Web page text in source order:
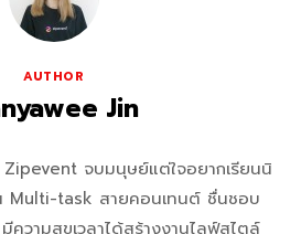
AUTHOR
Jin
จบมนุษย์แต่ใจอยากเรียนนิ
Multi-task สายคอนเทนต์ ชื่นชอบ
วามสุขเวลาได้สร้างงานไลฟ์สไตล์